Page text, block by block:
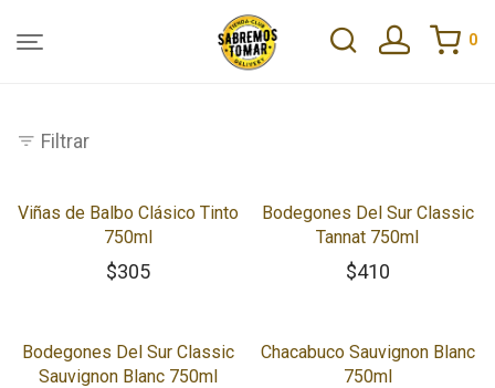
0
Filtrar
Viñas de Balbo Clásico Tinto
750ml
$305
Bodegones Del Sur Classic
Tannat 750ml
$410
Bodegones Del Sur Classic
Sauvignon Blanc 750ml
Chacabuco Sauvignon Blanc
750ml